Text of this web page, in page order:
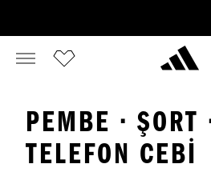
PEMBE · ŞORT
TELEFON CEBI